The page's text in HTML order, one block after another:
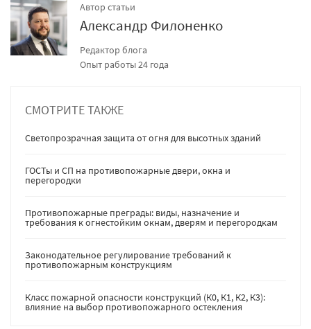
Автор статьи
Александр Филоненко
Редактор блога
Опыт работы 24 года
СМОТРИТЕ ТАКЖЕ
Светопрозрачная защита от огня для высотных зданий
ГОСТы и СП на противопожарные двери, окна и
перегородки
Противопожарные преграды: виды, назначение и
требования к огнестойким окнам, дверям и перегородкам
Законодательное регулирование требований к
противопожарным конструкциям
Класс пожарной опасности конструкций (К0, К1, К2, К3):
влияние на выбор противопожарного остекления